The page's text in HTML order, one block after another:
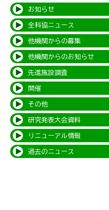
お知らせ
全科協ニュース
他機関からの募集
他機関からのお知らせ
先進施設調査
開催
その他
研究発表大会資料
リニューアル情報
過去のニュース